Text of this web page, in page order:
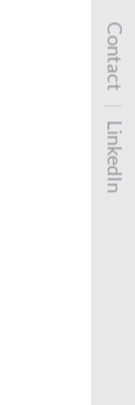
Contact
LinkedIn